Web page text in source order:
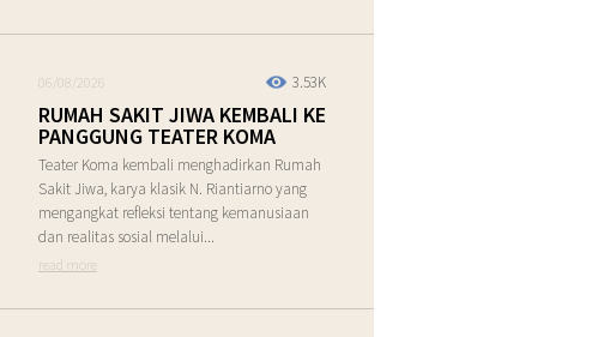
3.53K
06/08/2026
RUMAH SAKIT JIWA KEMBALI KE
PANGGUNG TEATER KOMA
Teater Koma kembali menghadirkan Rumah
Sakit Jiwa, karya klasik N. Riantiarno yang
mengangkat refleksi tentang kemanusiaan
dan realitas sosial melalui...
read more